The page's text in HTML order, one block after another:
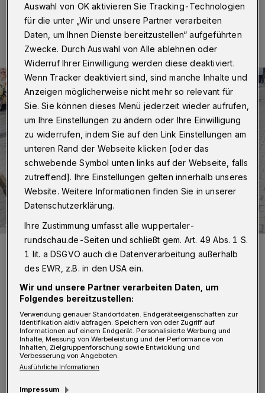
Eine Minute Lesezeit
Symbolfoto.
Foto: Wuppertaler Rundschau / sts
H ier die wichtigsten Neuerungen:
In den Fußgängerzonen der Innenstädte
Auswahl von OK aktivieren Sie Tracking-Technologien
für die unter „Wir und unsere Partner verarbeiten
Daten, um Ihnen Dienste bereitzustellen“ aufgeführten
Zwecke. Durch Auswahl von Alle ablehnen oder
Widerruf Ihrer Einwilligung werden diese deaktiviert.
Wenn Tracker deaktiviert sind, sind manche Inhalte und
Anzeigen möglicherweise nicht mehr so relevant für
Sie. Sie können dieses Menü jederzeit wieder aufrufen,
um Ihre Einstellungen zu ändern oder Ihre Einwilligung
zu widerrufen, indem Sie auf den Link Einstellungen am
unteren Rand der Webseite klicken [oder das
schwebende Symbol unten links auf der Webseite, falls
zutreffend]. Ihre Einstellungen gelten innerhalb unseres
Website. Weitere Informationen finden Sie in unserer
Datenschutzerklärung.
Ihre Zustimmung umfasst alle wuppertaler-
rundschau.de-Seiten und schließt gem. Art. 49 Abs. 1 S.
1 lit. a DSGVO auch die Datenverarbeitung außerhalb
des EWR, z.B. in den USA ein.
Wir und unsere Partner verarbeiten Daten, um
Folgendes bereitzustellen:
Verwendung genauer Standortdaten. Endgeräteeigenschaften zur
Identifikation aktiv abfragen. Speichern von oder Zugriff auf
Informationen auf einem Endgerät. Personalisierte Werbung und
Inhalte, Messung von Werbeleistung und der Performance von
Inhalten, Zielgruppenforschung sowie Entwicklung und
Verbesserung von Angeboten.
Ausführliche Informationen
Impressum